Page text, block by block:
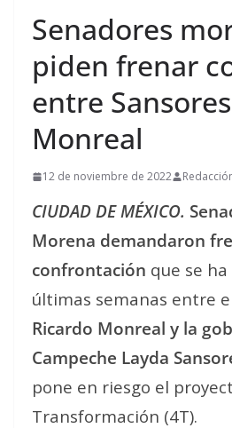
Senadores
piden frenar
entre
Monreal
12 de noviembre de 2022
CIUDAD DE MÉXICO.
Morena demandaron
confrontación que se
últimas semanas entre
Ricardo Monreal y la
Campeche Layda
pone en riesgo el
Transformación (4T).